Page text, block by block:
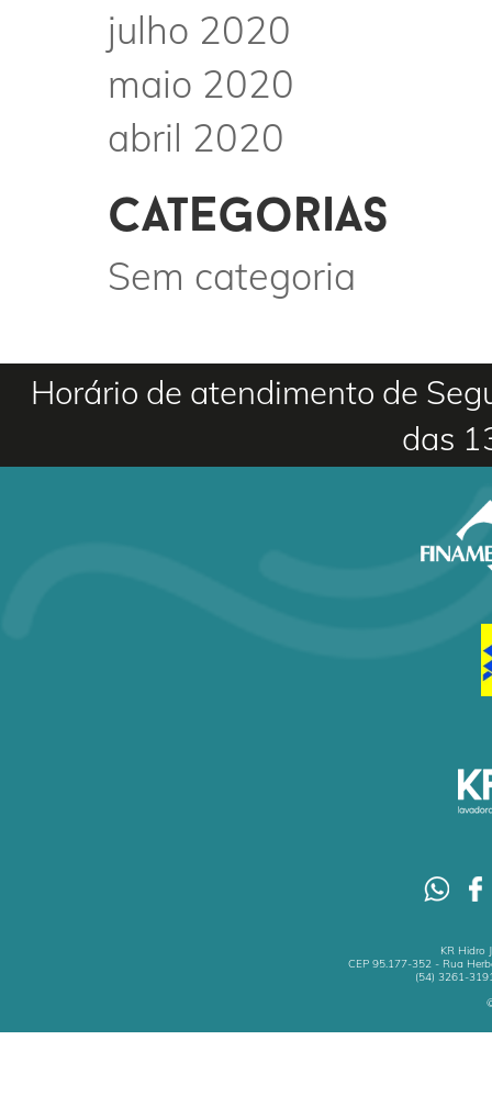
julho 2020
maio 2020
abril 2020
categorias
Sem categoria
Horário de atendimento de
das
KR Hidro
CEP 95.177-352 - Rua
(54) 3261-